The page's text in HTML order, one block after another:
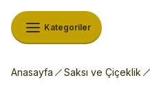
Kategoriler
Anasayfa Saksı ve Çiçeklik